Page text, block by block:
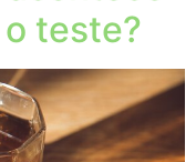
teste?